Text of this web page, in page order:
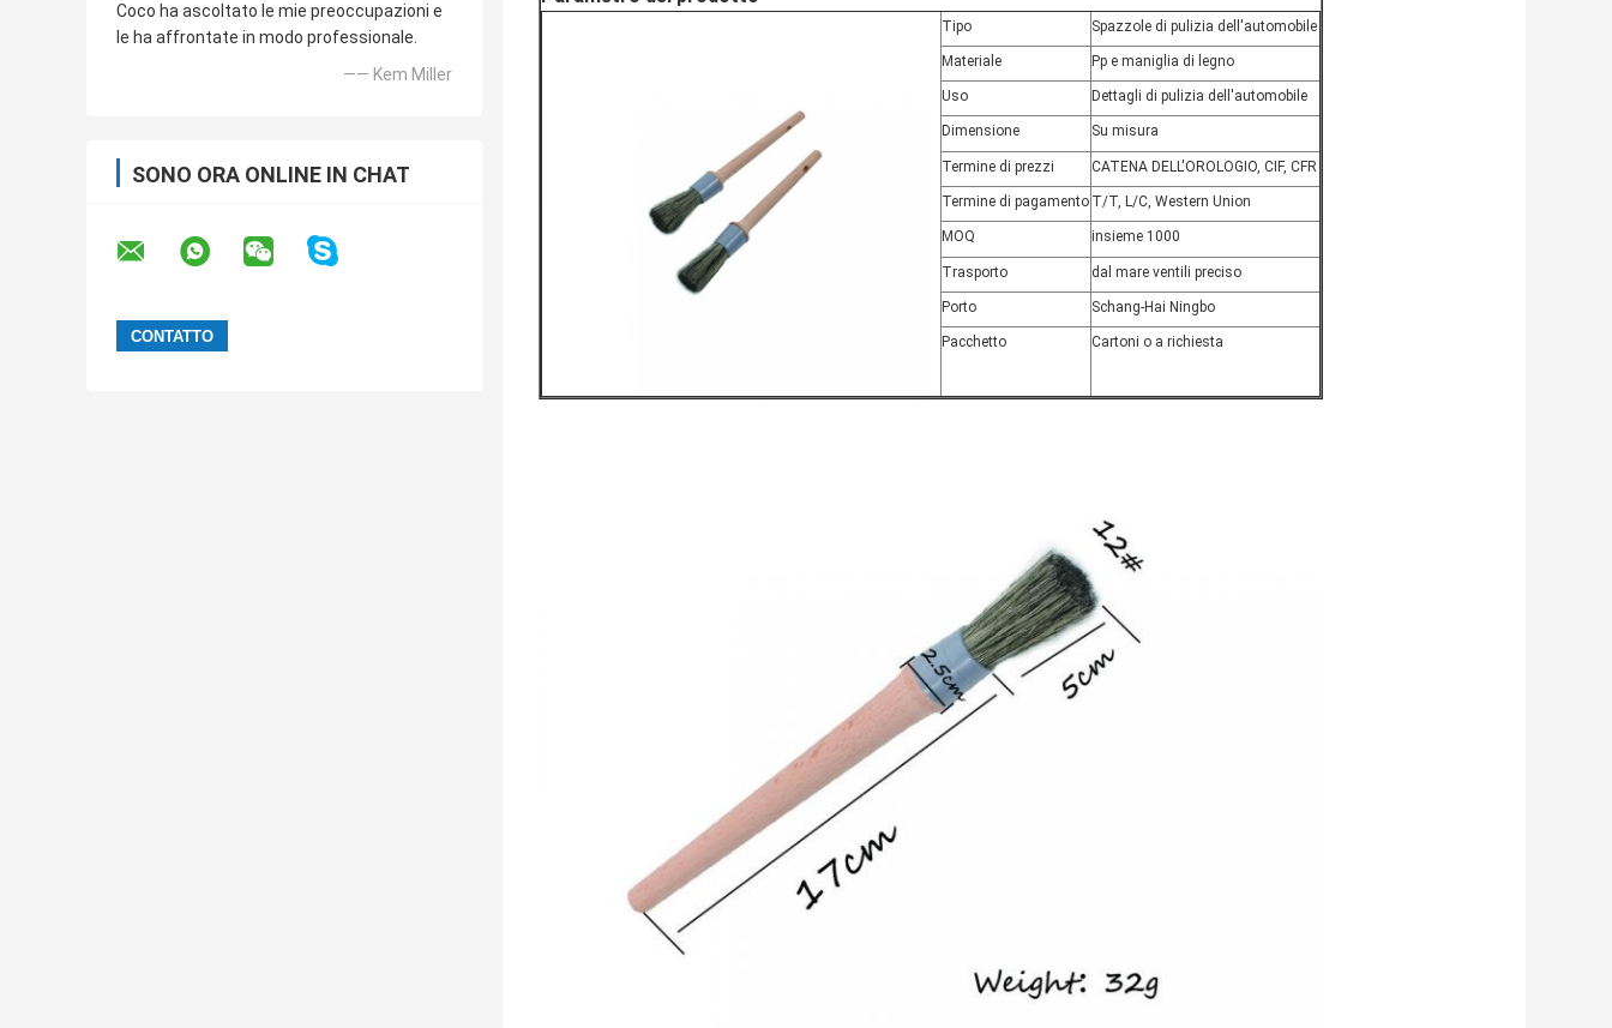
Coco ha ascoltato le mie preoccupazioni e
le ha affrontate in modo professionale.
—— Kem Miller
SONO ORA ONLINE IN CHAT
Tipo Spazzole di pulizia dell'automobile
Materiale Pp e maniglia di legno
Uso Dettagli di pulizia dell'automobile
Dimensione Su misura
Termine di prezzi CATENA DELL'OROLOGIO, CIF, CFR
Termine di pagamento T/T, L/C, Western Union
MOQ insieme 1000
Trasporto dal mare ventili preciso
Porto Schang-Hai Ningbo
Pacchetto Cartoni o a richiesta